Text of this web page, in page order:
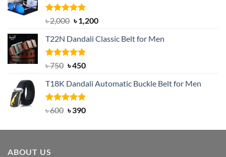
Rated5.00
out of 5
৳2,000 Original
was:
৳ 2,000.
৳1,200Current
is:
T22N Dandali Classic Belt for Men
Rated5.00
৳750 Original
was:
৳ 750.
৳450Current
is:
৳ 450.
T18K Dandali Automatic Buckle Belt for Men
Rated5.00
৳600 Original
was:
৳390Current
is:
ABOUT US